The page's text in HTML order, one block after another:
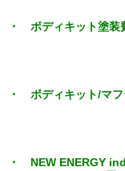
・ ボディキット塗装
・ ボディキット/マ
・ NEW ENERGY